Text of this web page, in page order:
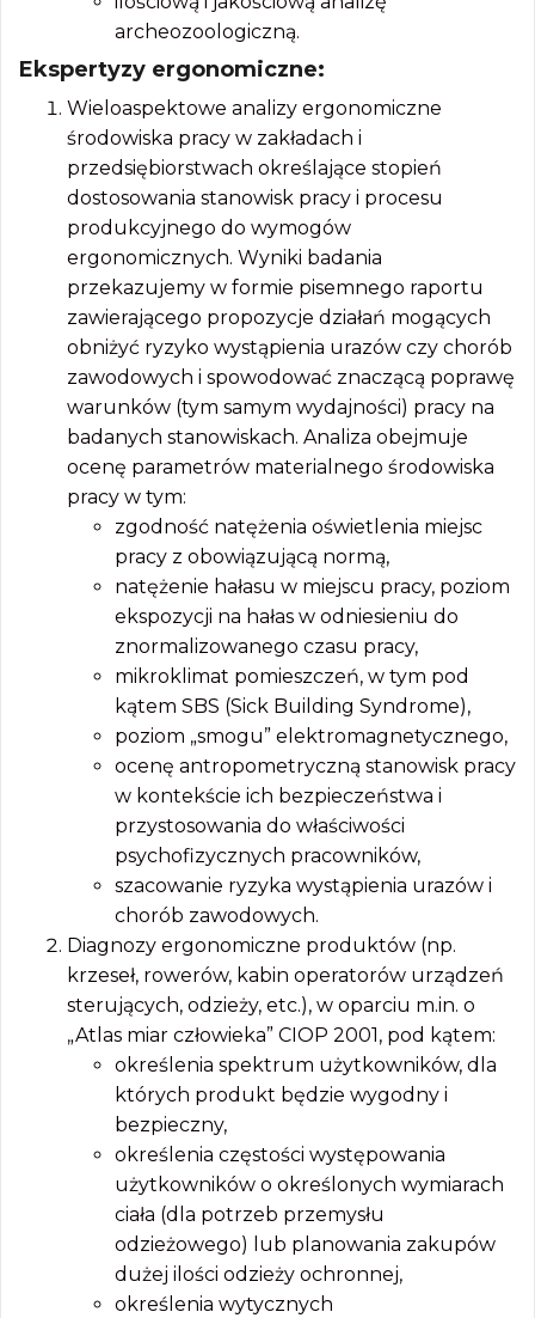
archeozoologiczną.
Ekspertyzy ergonomiczne:
Wieloaspektowe analizy ergonomiczne
środowiska pracy w zakładach i
przedsiębiorstwach określające stopień
dostosowania stanowisk pracy i procesu
produkcyjnego do wymogów
ergonomicznych. Wyniki badania
przekazujemy w formie pisemnego raportu
zawierającego propozycje działań mogących
obniżyć ryzyko wystąpienia urazów czy chorób
zawodowych i spowodować znaczącą poprawę
warunków (tym samym wydajności) pracy na
badanych stanowiskach. Analiza obejmuje
ocenę parametrów materialnego środowiska
pracy w tym:
zgodność natężenia oświetlenia miejsc
pracy z obowiązującą normą,
natężenie hałasu w miejscu pracy, poziom
ekspozycji na hałas w odniesieniu do
znormalizowanego czasu pracy,
mikroklimat pomieszczeń, w tym pod
kątem SBS (Sick Building Syndrome),
poziom „smogu” elektromagnetycznego,
ocenę antropometryczną stanowisk pracy
w kontekście ich bezpieczeństwa i
przystosowania do właściwości
psychofizycznych pracowników,
szacowanie ryzyka wystąpienia urazów i
chorób zawodowych.
Diagnozy ergonomiczne produktów (np.
krzeseł, rowerów, kabin operatorów urządzeń
sterujących, odzieży, etc.), w oparciu m.in. o
„Atlas miar człowieka” CIOP 2001, pod kątem:
określenia spektrum użytkowników, dla
których produkt będzie wygodny i
bezpieczny,
określenia częstości występowania
użytkowników o określonych wymiarach
ciała (dla potrzeb przemysłu
odzieżowego) lub planowania zakupów
dużej ilości odzieży ochronnej,
określenia wytycznych